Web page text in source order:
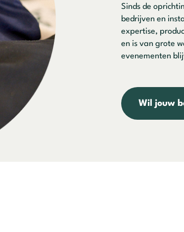
Sinds de
bedrijven en
expertise,
en is van grote
evenementen
Wil jouw